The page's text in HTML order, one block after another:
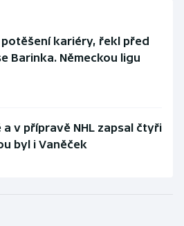
kariéry, řekl před
Barinka. Německou ligu
a v přípravě NHL zapsal čtyři
byl i Vaněček